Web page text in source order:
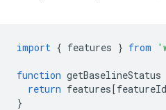
import { features } from
function getBaselineStatus
return features[featureId
}